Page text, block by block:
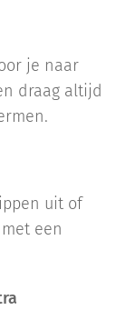
je naar
draag altijd
uit of
een